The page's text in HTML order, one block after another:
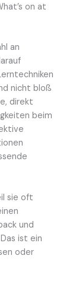
on at
an
nicht bloß
direkt
beim
sie oft
und
ist ein
oder